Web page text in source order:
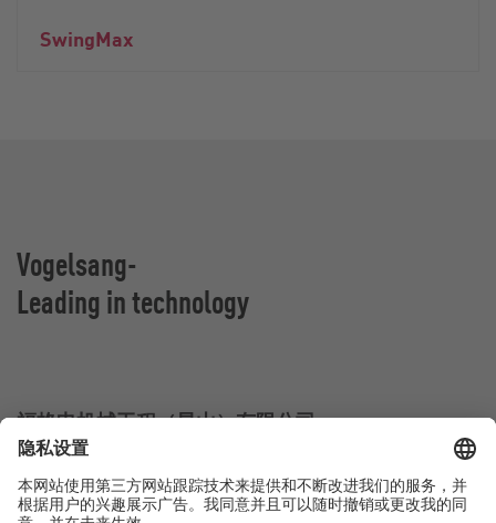
SwingMax
Vogelsang-
Leading in technology
福格申机械工程（昆山）有限公司
江苏省昆山市杜鹃路555号
中国昆山